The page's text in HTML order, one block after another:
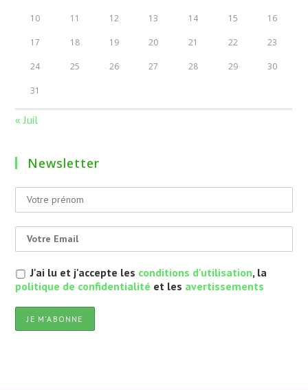
10 11 12 13 14 15 16
17 18 19 20 21 22 23
24 25 26 27 28 29 30
31
« Juil
Newsletter
J'ai lu et j'accepte les conditions d'utilisation, la
politique de confidentialité et les avertissements